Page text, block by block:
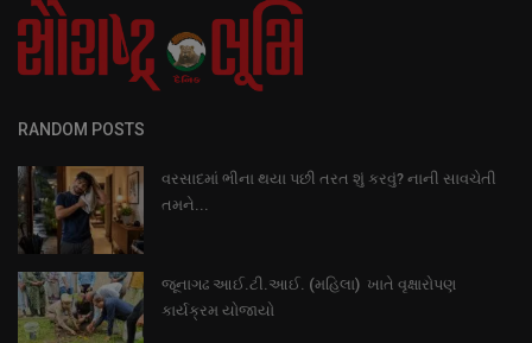
RANDOM POSTS
વરસાદમાં ભીના થયા પછી તરત શું કરવું? નાની સાવચેતી
તમને...
જૂનાગઢ આઈ.ટી.આઈ. (મહિલા) ખાતે વૃક્ષારોપણ
કાર્યક્રમ યોજાયો